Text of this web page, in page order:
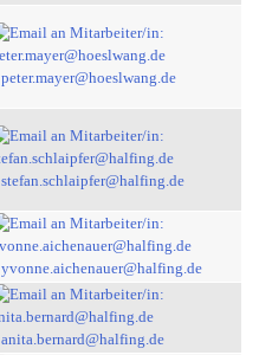
peter.mayer@hoeslwang.de
stefan.schlaipfer@halfing.de
yvonne.aichenauer@halfing.de
anita.bernard@halfing.de